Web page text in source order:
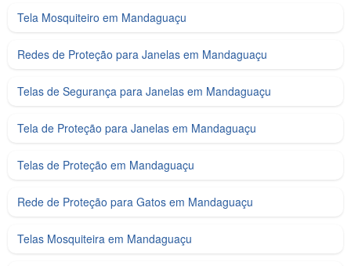
Tela Mosquiteiro em Mandaguaçu
Redes de Proteção para Janelas em Mandaguaçu
Telas de Segurança para Janelas em Mandaguaçu
Tela de Proteção para Janelas em Mandaguaçu
Telas de Proteção em Mandaguaçu
Rede de Proteção para Gatos em Mandaguaçu
Telas Mosquiteira em Mandaguaçu